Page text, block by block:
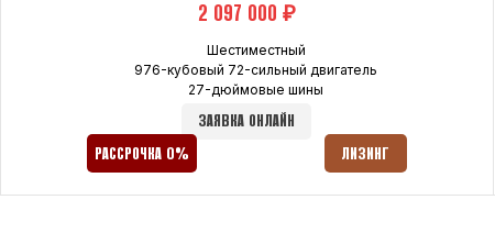
₽
Шестиместный
976-кубовый 72-сильный двигатель
27-дюймовые шины
ЗАЯВКА ОНЛАЙН
РАССРОЧКА 0% ЛИЗИНГ